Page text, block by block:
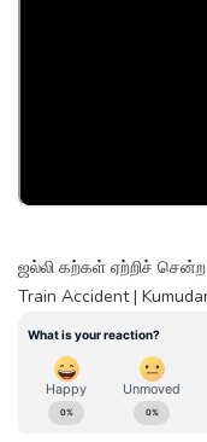
ஜல்லி கற்கள் ஏற்றிச் சென்ற
Train Accident |